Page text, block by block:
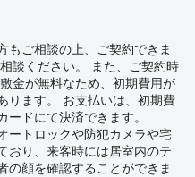
もご相談の上、ご契約できま
談ください。 また、ご契約時
金が無料なため、初期費用が
ります。 お支払いは、初期費
ードにて決済できます。
ートロックや防犯カメラや宅
おり、来客時には居室内のテ
の顔を確認することができま